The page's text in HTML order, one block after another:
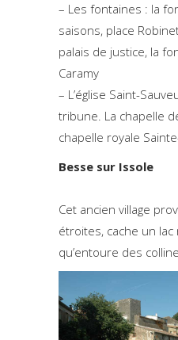
– Les fontaines : la
saisons, place
palais de justice, la
Caramy
– L’église Saint-
tribune. La chapelle
chapelle royale
Besse sur Issole
Cet ancien village
étroites, cache un
qu’entoure des